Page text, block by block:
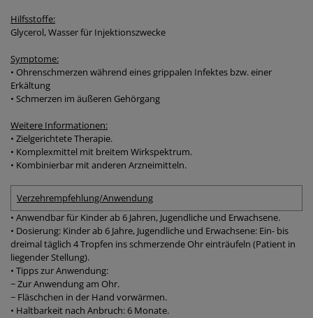
Hilfsstoffe:
Glycerol, Wasser für Injektionszwecke
Symptome:
• Ohrenschmerzen während eines grippalen Infektes bzw. einer
Erkältung
• Schmerzen im äußeren Gehörgang
Weitere Informationen:
• Zielgerichtete Therapie.
• Komplexmittel mit breitem Wirkspektrum.
• Kombinierbar mit anderen Arzneimitteln.
Verzehrempfehlung/Anwendung
• Anwendbar für Kinder ab 6 Jahren, Jugendliche und Erwachsene.
• Dosierung: Kinder ab 6 Jahre, Jugendliche und Erwachsene: Ein- bis
dreimal täglich 4 Tropfen ins schmerzende Ohr einträufeln (Patient in
liegender Stellung).
• Tipps zur Anwendung:
− Zur Anwendung am Ohr.
− Fläschchen in der Hand vorwärmen.
• Haltbarkeit nach Anbruch: 6 Monate.